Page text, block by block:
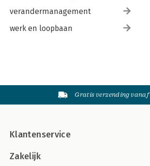
verandermanagement
werk en loopbaan
Gratis verzending
Klantenservice
Zakelijk